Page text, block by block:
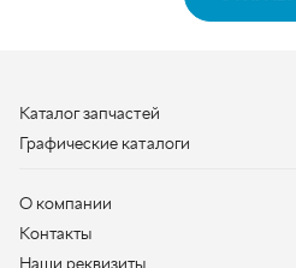
Контактная информация
+7 (950) 730-92-10
uralavtozap@yandex.ru
г. Миасс, Тургоякское шоссе, д. 11/63
Полная контактная информация